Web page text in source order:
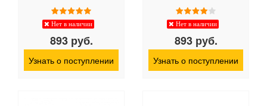
Нет в наличии
893 руб.
Узнать о поступлении
Нет в наличии
893 руб.
Узнать о поступлении